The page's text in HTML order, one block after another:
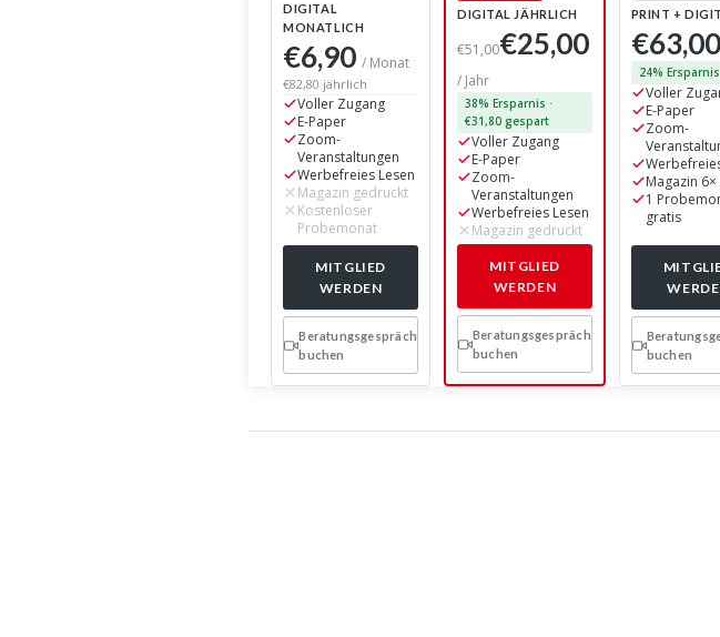
DIGITAL
MONATLICH
€6,90/ Monat
€82,80 jährlich
Voller Zugang
E-Paper
Zoom-
Veranstaltungen
Werbefreies Lesen
Magazin gedruckt
Kostenloser
Probemonat
MITGLIED
WERDEN
Beratungsgespräch
buchen
DIGITAL JÄHRLICH
€51,00€25,00
/ Jahr
38% Ersparnis ·
€31,80 gespart
Voller Zugang
E-Paper
Zoom-
Veranstaltungen
Werbefreies Lesen
Magazin gedruckt
MITGLIED
WERDEN
Beratungsgespräch
buchen
PRINT +
€63,00
24% Ersparnis
Voller
E-Paper
Zoom-
Magazin 6×
1
gratis
buchen